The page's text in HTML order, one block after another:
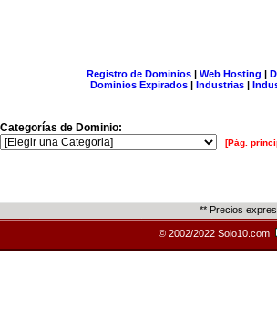
Registro de Dominios| Web Hosting |
Dominios Expirados | Industrias |
Categorías de Dominio:
[Pág.
** Precios
© 2002/2022 Solo10.com